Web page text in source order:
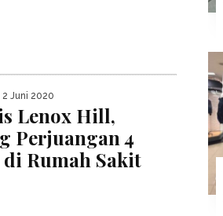
| 2 Juni 2020
Lenox Hill,
Perjuangan 4
Rumah Sakit